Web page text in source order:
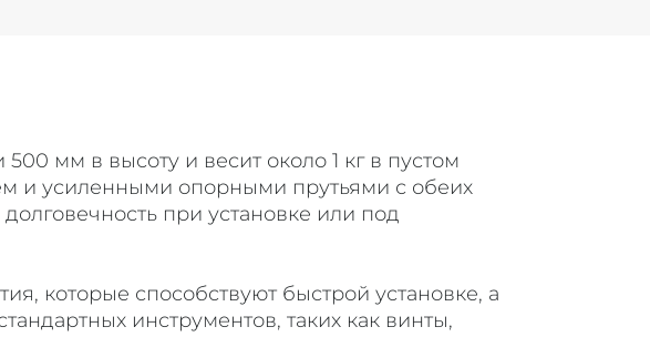
мм в высоту и весит около 1 кг в пустом
и усиленными опорными прутьями с обеих
при установке или под
которые способствуют быстрой установке, а
инструментов, таких как винты,